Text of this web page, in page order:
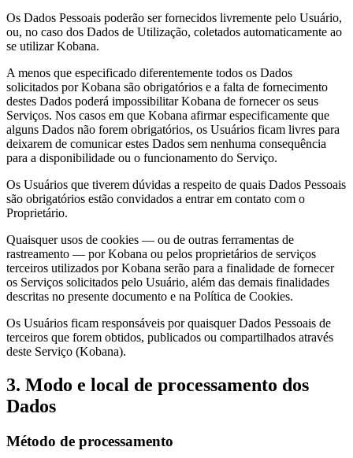
Os Dados Pessoais poderão ser fornecidos livremente pelo Usuário,
ou, no caso dos Dados de Utilização, coletados automaticamente ao
se utilizar Kobana.
A menos que especificado diferentemente todos os Dados
solicitados por Kobana são obrigatórios e a falta de fornecimento
destes Dados poderá impossibilitar Kobana de fornecer os seus
Serviços. Nos casos em que Kobana afirmar especificamente que
alguns Dados não forem obrigatórios, os Usuários ficam livres para
deixarem de comunicar estes Dados sem nenhuma consequência
para a disponibilidade ou o funcionamento do Serviço.
Os Usuários que tiverem dúvidas a respeito de quais Dados Pessoais
são obrigatórios estão convidados a entrar em contato com o
Proprietário.
Quaisquer usos de cookies — ou de outras ferramentas de
rastreamento — por Kobana ou pelos proprietários de serviços
terceiros utilizados por Kobana serão para a finalidade de fornecer
os Serviços solicitados pelo Usuário, além das demais finalidades
descritas no presente documento e na Política de Cookies.
Os Usuários ficam responsáveis por quaisquer Dados Pessoais de
terceiros que forem obtidos, publicados ou compartilhados através
deste Serviço (Kobana).
3. Modo e local de processamento dos
Dados
Método de processamento